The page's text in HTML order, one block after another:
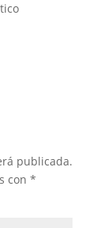
publicada.
con *